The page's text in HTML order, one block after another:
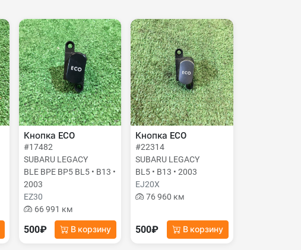
Кнопка ECO
#17482
SUBARU LEGACY
BLE BPE BP5 BL5 • B13 •
2003
EZ30
66 991 км
500₽ В корзину
Кнопка ECO
#22314
SUBARU LEGACY
BL5 • B13 • 2003
EJ20X
76 960 км
500₽ В корзину